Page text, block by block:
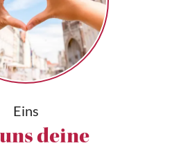
Eins
deine